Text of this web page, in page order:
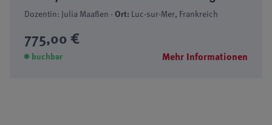
Dozentin: Julia Maaßen ·Ort: Luc-sur-Mer, Frankreich
775,00 €
buchbar Mehr Informationen